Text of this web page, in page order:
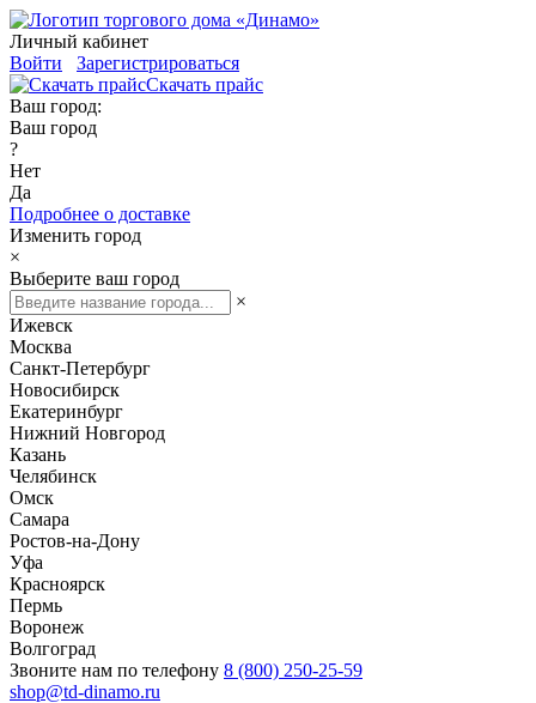
Личный кабинет
Войти
Зарегистрироваться
Скачать прайс
Ваш город:
Ваш город
?
Нет
Да
Подробнее о доставке
Изменить город
×
Выберите ваш город
×
Ижевск
Москва
Санкт-Петербург
Новосибирск
Екатеринбург
Нижний Новгород
Казань
Челябинск
Омск
Самара
Ростов-на-Дону
Уфа
Красноярск
Пермь
Воронеж
Волгоград
Звоните нам по телефону 8 (800) 250-25-59
shop@td-dinamo.ru